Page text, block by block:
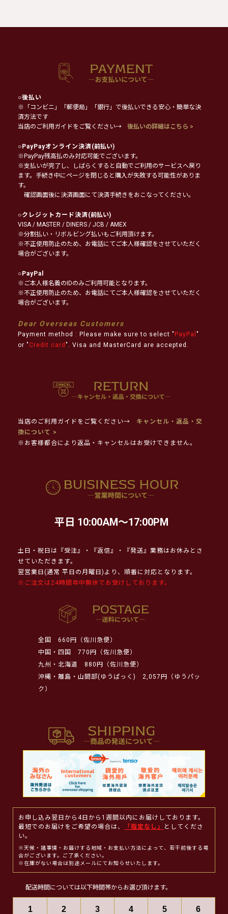
○後払い
※「コンビニ」「郵便局」「銀行」で後払いできる安心・簡単な決
済方法です
当店のご利用ガイドをご覧ください→
後払いの詳細はこちら >
○PayPayオンライン決済(前払い)
※PayPay残高払のみ対応可能でございます。
※支払いが完了し、しばらくすると自動でご利用のサービスへ戻り
ます。手続き中にページを閉じると購入が失敗する可能性がありま
す。
確認画面後に決済画面にて決済手続きをおこなってください。
○クレジットカード決済(前払い)
VISA / MASTER / DINERS / JCB / AMEX
※分割払い・リボルビング払いもご利用頂けます。
※不正使用防止のため、お電話にてご本人様確認をさせていただく
場合がございます。
○PayPal
※ご本人様名義のIDのみご利用可能となります。
※不正使用防止のため、お電話にてご本人様確認をさせていただく
場合がございます。
Dear Overseas Customers
Payment method : Please make sure to select " PayPal "
or " Credit card ". Visa and MasterCard are accepted.
当店のご利用ガイドをご覧ください→
キャンセル・返品・交
換について >
※お客様都合により返品・キャンセルはお受けできません。
平日 10:00AM～17:00PM
土日・祝日は『受注』・『返信』・『発送』業務はお休みとさ
せていただきます。
翌営業日(通常 平日の月曜日)より、順番に対応となります。
※ご注文は24時間年中無休でお受けしております。
全国
660円（佐川急便）
中国・四国
770円（佐川急便）
九州・北海道
880円（佐川急便）
沖縄・離島・山間部(ゆうぱっく)
2,057円（ゆうパッ
ク）
お申し込み翌日から4日から1週間以内にお届けしております。
最短でのお届けをご希望の場合は、
「指定なし」
としてくださ
い。
※天候・諸事情・お届けする地域・お支払い方法によって、若干前後する場
合がございます。ご了承ください。
※在庫がない場合は別途メールにてお知らせいたします。
配送時間については以下時間帯からお選び頂けます。
1 2 3 4 5 6